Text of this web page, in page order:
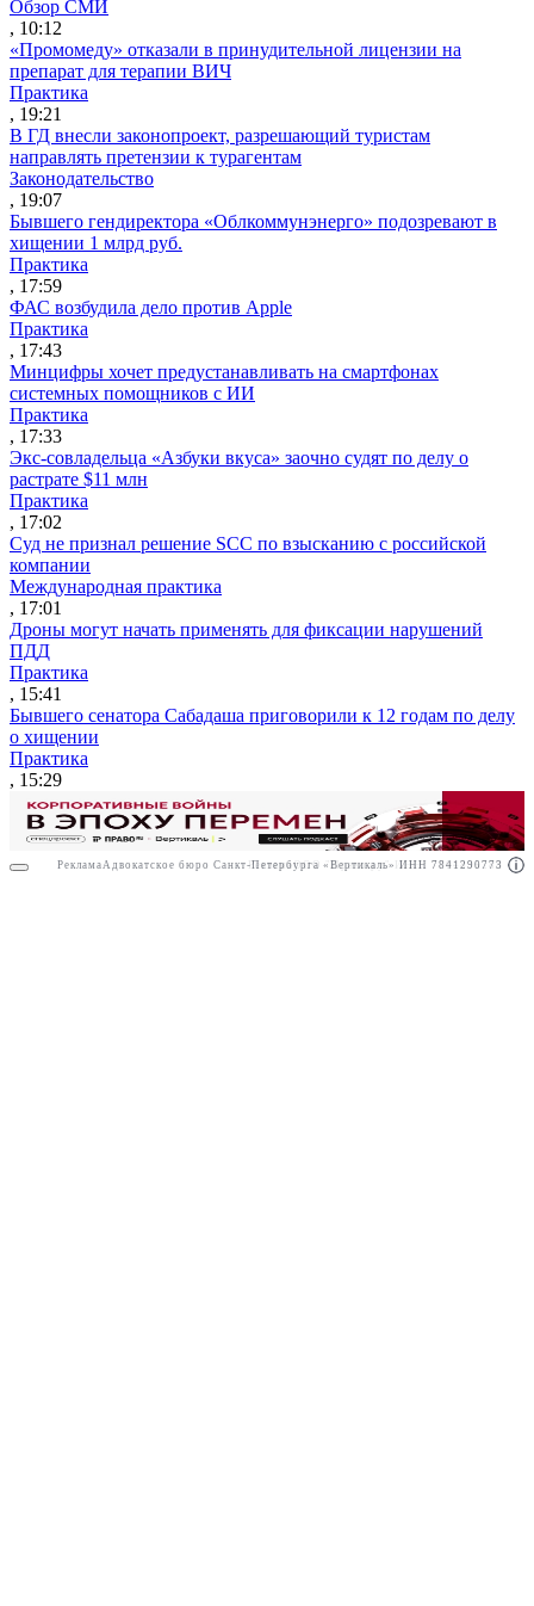
РекламаООО "Право.ру" ИНН: 7704835288
Обзор СМИ
, 10:12
«Промомеду» отказали в принудительной лицензии на
препарат для терапии ВИЧ
Практика
, 19:21
В ГД внесли законопроект, разрешающий туристам
направлять претензии к турагентам
Законодательство
, 19:07
Бывшего гендиректора «Облкоммунэнерго» подозревают в
хищении 1 млрд руб.
Практика
, 17:59
ФАС возбудила дело против Apple
Практика
, 17:43
Минцифры хочет предустанавливать на смартфонах
системных помощников с ИИ
Практика
, 17:33
Экс-совладельца «Азбуки вкуса» заочно судят по делу о
растрате $11 млн
Практика
, 17:02
Суд не признал решение SCC по взысканию с российской
компании
Международная практика
, 17:01
Дроны могут начать применять для фиксации нарушений
ПДД
Практика
, 15:41
Бывшего сенатора Сабадаша приговорили к 12 годам по делу
о хищении
Практика
, 15:29
Реклама Адвокатское бюро Санкт-Петербурга «Вертикаль» ИНН 7841290773